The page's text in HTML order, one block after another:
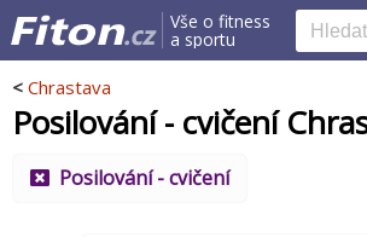
Vše o fitness
a sportu
< Chrastava
Posilování - cvičení
Posilování - cvičení